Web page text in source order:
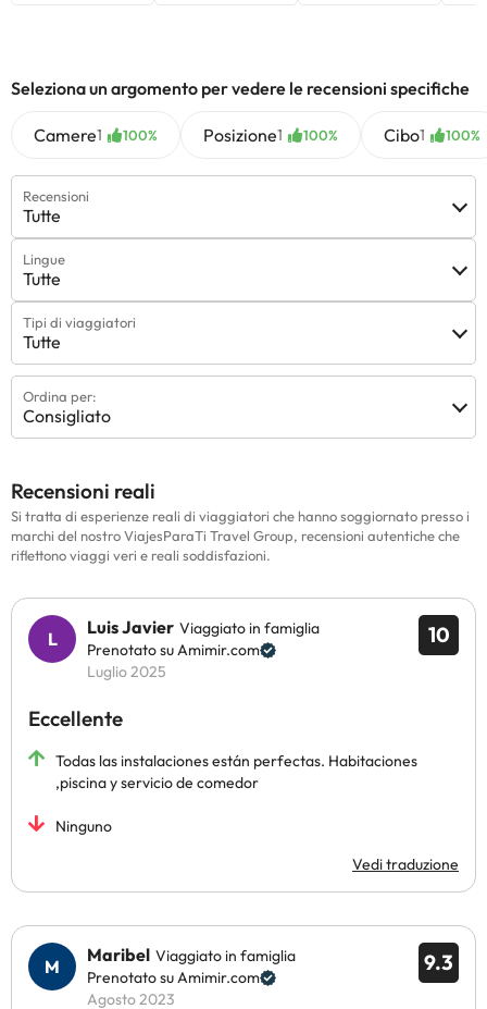
Seleziona un argomento per vedere le recensioni specifiche
Camere1 100% Posizione1 100% Cibo1 100%
Recensioni
Tutte
Lingue
Tutte
Tipi di viaggiatori
Tutte
Ordina per:
Consigliato
Recensioni reali
Si tratta di esperienze reali di viaggiatori che hanno soggiornato presso i
marchi del nostro ViajesParaTi Travel Group, recensioni autentiche che
riflettono viaggi veri e reali soddisfazioni.
10
Luis Javier Viaggiato in famiglia
Prenotato su Amimir.com
Luglio 2025
Eccellente
Todas las instalaciones están perfectas. Habitaciones
,piscina y servicio de comedor
Ninguno
Vedi traduzione
9.3
Maribel Viaggiato in famiglia
Prenotato su Amimir.com
Agosto 2023